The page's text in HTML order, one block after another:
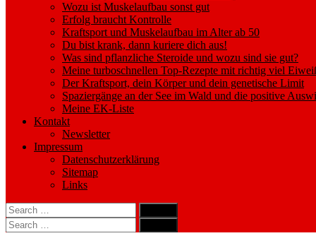
Wozu ist Muskelaufbau sonst gut
Erfolg braucht Kontrolle
Kraftsport und Muskelaufbau im Alter ab 50
Du bist krank, dann kuriere dich aus!
Was sind pflanzliche Steroide und wozu sind sie gut?
Meine turboschnellen Top-Rezepte mit richtig viel
Der Kraftsport, dein Körper und dein genetische Limit
Spaziergänge an der See im Wald und die positive
Meine EK-Liste
Kontakt
Newsletter
Impressum
Datenschutzerklärung
Sitemap
Links
Search
for:
Search
Search
for:
Search